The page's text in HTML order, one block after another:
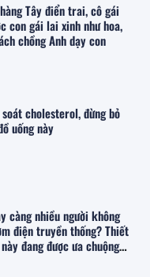
Tây điển trai, cô gái
con gái lai xinh như hoa,
chồng Anh dạy con
cholesterol, đừng bỏ
uống này
càng nhiều người không
điện truyền thống? Thiết
đang được ưa chuộng